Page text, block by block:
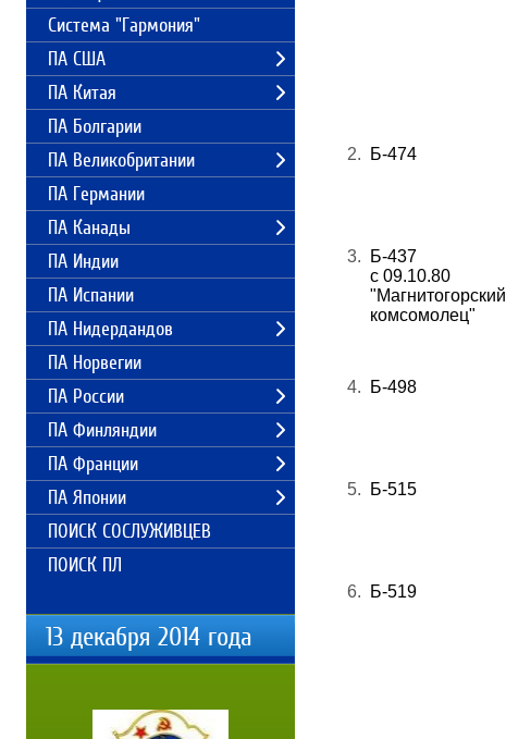
Система "Гармония"
ПА США
ПА Китая
ПА Болгарии
ПА Великобритании
ПА Германии
ПА Канады
ПА Индии
ПА Испании
ПА Нидердандов
ПА Норвегии
ПА России
ПА Финляндии
ПА Франции
ПА Японии
ПОИСК СОСЛУЖИВЦЕВ
ПОИСК ПЛ
13 декабря 2014 года
2. Б-474
3.
Б-437
с 09.10.80
"Магнитогорский
комсомолец"
4. Б-498
5. Б-515
6.
Б-519